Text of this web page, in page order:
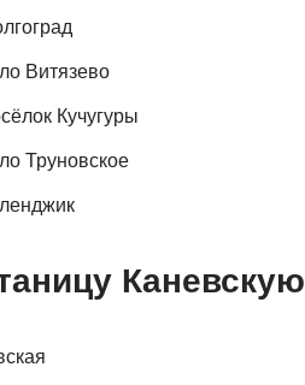
Витязево
Кучугуры
Труновское
Каневскую